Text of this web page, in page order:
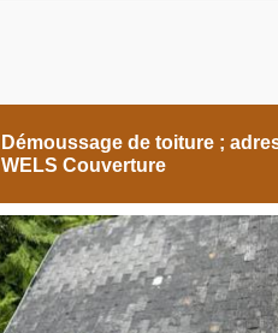
Démoussage de toiture ;
WELS Couverture